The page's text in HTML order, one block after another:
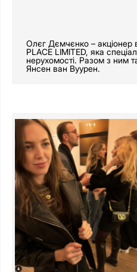
Олєг Дємчєнко – акціонер
PLACE LIMITED, яка
нерухомості. Разом з ним
Янсен ван Вуурен.